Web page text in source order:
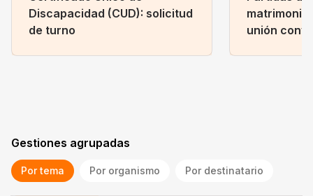
Discapacidad (CUD): solicitud
de turno
unión
Gestiones agrupadas
Por tema Por organismo Por destinatario